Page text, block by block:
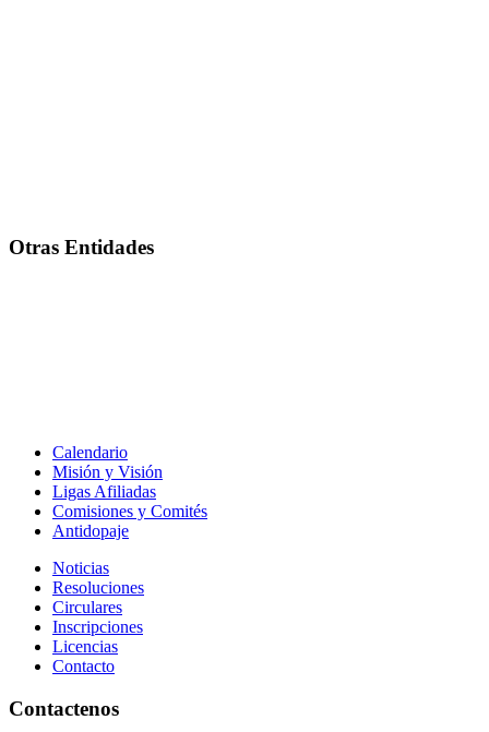
Otras Entidades
Calendario
Misión y Visión
Ligas Afiliadas
Comisiones y Comités
Antidopaje
Noticias
Resoluciones
Circulares
Inscripciones
Licencias
Contacto
Contactenos